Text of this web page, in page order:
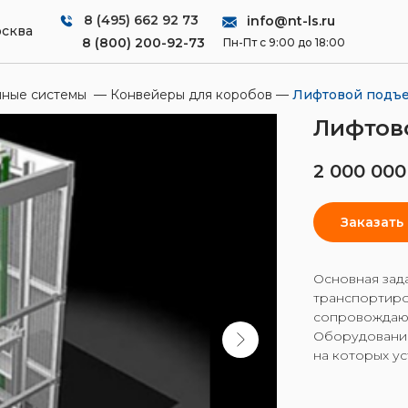
8 (495) 662 92 73
8 (800) 200-92-73
info@nt-ls.ru
Пн-Пт с 9:00 до 18:00
системы — Конвейеры для коробов — Лифтовой
2 000 000
Заказать
Основная
на которых